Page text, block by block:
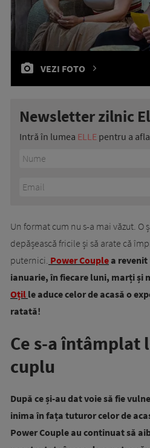
VEZI FOTO
Newsletter zilnic
Intră în lumea ELLE pentru a
Un format cum nu s-a mai văzut. O
depășească fricile și să arate că
puternici. Power Couple a revenit
ianuarie, în fiecare luni, marți și
Oțil le aduce celor de acasă o
ratată!
Ce s-a întâmplat
cuplu
După ce și-au dat voie să fie
inima în fața tuturor celor de
Power Couple au continuat să